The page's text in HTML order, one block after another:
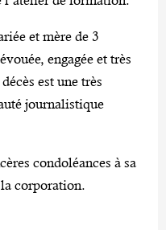
et mère de 3
engagée et très
est une très
journalistique
condoléances à sa
corporation.